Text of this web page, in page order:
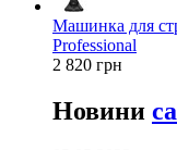
Машинка для
Professional
2 820 грн
Новини